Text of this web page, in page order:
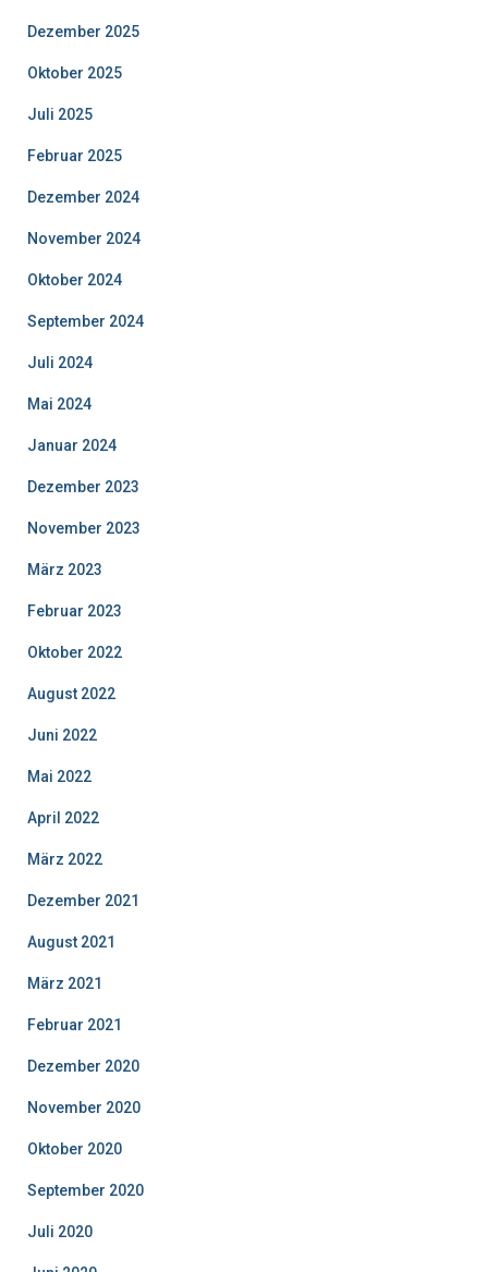
Dezember 2025
Oktober 2025
Juli 2025
Februar 2025
Dezember 2024
November 2024
Oktober 2024
September 2024
Juli 2024
Mai 2024
Januar 2024
Dezember 2023
November 2023
März 2023
Februar 2023
Oktober 2022
August 2022
Juni 2022
Mai 2022
April 2022
März 2022
Dezember 2021
August 2021
März 2021
Februar 2021
Dezember 2020
November 2020
Oktober 2020
September 2020
Juli 2020